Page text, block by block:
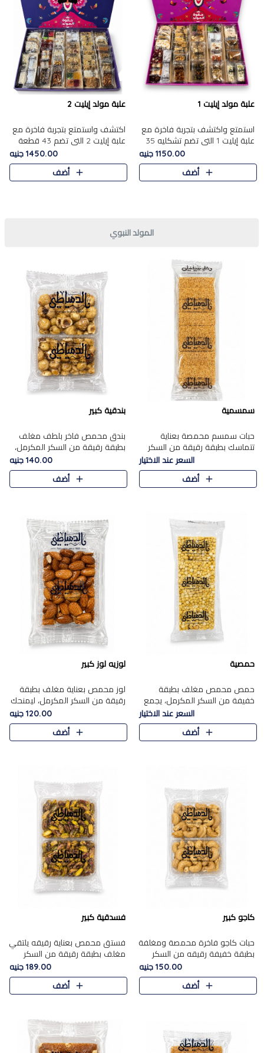
علبة مولد إيليت 1
استمتع واكتشف بتجربة فاخرة مع
علبة إيليت 1 التي تضم تشكليه 35
قطعة من أرقى حلويات المولد
المصري الأصيلة ,معروضة بشكل
جميل في علبة أنيقة ، في..
1150.00 جنيه
أضف
علبة مولد إيليت 2
اكتشف واستمتع بتجربة فاخرة مع
علبة إيليت 2 التي تضم 43 قطعة
تشكيلة من أرقى حلويات المولد
الشرقية المصرية الأصيلة ,معروضة
بشكل جميل في علبة أ..
1450.00 جنيه
أضف
المولد النبوي
سمسمية
حبات سمسم محمصة بعناية
تتماسك بطبقة رقيقة من السكر
المكرمل، لتقدم طعم السمسم
المميز وقرمشتة التي ارتبطت ببهجة
المولد عبر الأجيال.
السعر عند الاختيار
أضف
بندقية كبير
بندق محمص فاخر بلطف مغلف
بطبقة رقيقة من السكر المكرمل،
يجمع بين النكهة الغنية ناتي
والقرمشة الراقية المرضية في
حلوى شرقية أنيقه بطابع مميز.
140.00 جنيه
أضف
حمصية
حمص محمص مغلف بطبقة
خفيفة من السكر المكرمل، يجمع
بين القرمشة المميزة والطعم
الشرقي الأصيل في واحدة من أشهر
حلويات الموسم.
السعر عند الاختيار
أضف
لوزيه لوز كبير
لوز محمص بعناية مغلف بطبقة
رقيقة من السكر المكرمل، ليمنحك
قرمشة راقية ونكهة غنية تبرز
فخامة اللوز في كل قطعة.
120.00 جنيه
أضف
كاجو كبير
حبات كاجو فاخرة محمصة ومغلفة
بطبقة خفيفة رقيقه من السكر
المكرمل، تجمع بين توازن النعومة
زبدية غنية فاخرة والقرمشة
المرضية في حلوى شرقية بطاب..
150.00 جنيه
أضف
فسدقية كبير
فستق محمص بعناية رقيقه يلتقي
مغلف بطبقة رقيقة من السكر
المكرمل، ليقدم مذاقًا فاخرًا حلوي
شرقية فاخرة ونكهة غنية ناتي تميز
كل قطعة و قوام هش
189.00 جنيه
أضف